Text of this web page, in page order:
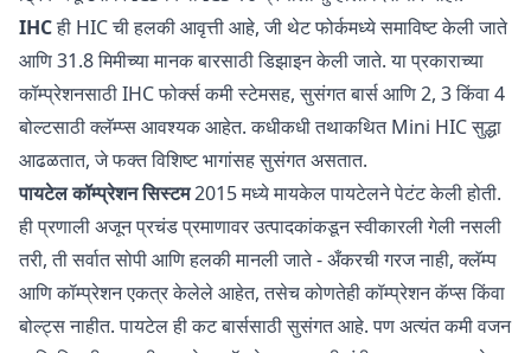
IHCही HIC ची हलकी आवृत्ती आहे, जी थेट फोर्कमध्ये समाविष्ट केली जाते
आणि 31.8 मिमीच्या मानक बारसाठी डिझाइन केली जाते. या प्रकाराच्या
कॉम्प्रेशनसाठी IHC फोर्क्स कमी स्टेमसह, सुसंगत बार्स आणि 2, 3 किंवा 4
बोल्टसाठी क्लॅम्प्स आवश्यक आहेत. कधीकधी तथाकथित Mini HIC सुद्धा
आढळतात, जे फक्त विशिष्ट भागांसह सुसंगत असतात.
पायटेल कॉम्प्रेशन सिस्टम2015 मध्ये मायकेल पायटेलने पेटंट केली होती.
ही प्रणाली अजून प्रचंड प्रमाणावर उत्पादकांकडून स्वीकारली गेली नसली
तरी, ती सर्वात सोपी आणि हलकी मानली जाते - अँकरची गरज नाही, क्लॅम्प
आणि कॉम्प्रेशन एकत्र केलेले आहेत, तसेच कोणतेही कॉम्प्रेशन कॅप्स किंवा
बोल्ट्स नाहीत. पायटेल ही कट बार्ससाठी सुसंगत आहे. पण अत्यंत कमी वजन